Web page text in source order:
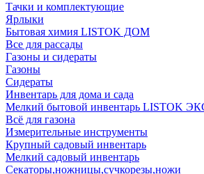
Тачки и комплектующие
Ярлыки
Бытовая химия LISTOK ДОМ
Все для рассады
Газоны и сидераты
Газоны
Сидераты
Инвентарь для дома и сада
Мелкий бытовой инвентарь LISTOK
Всё для газона
Измерительные инструменты
Крупный садовый инвентарь
Мелкий садовый инвентарь
Секаторы,ножницы,сучкорезы,ножи